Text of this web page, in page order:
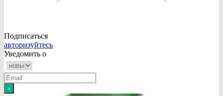
Подписаться
авторизуйтесь
Уведомить о